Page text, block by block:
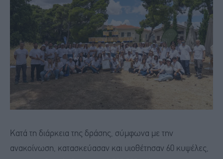
Κατά τη διάρκεια της δράσης, σύμφωνα με την
ανακοίνωση, κατασκεύασαν και υιοθέτησαν 60 κυψέλες,